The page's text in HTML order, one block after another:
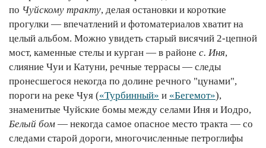
по Чуйскому тракту, делая остановки и короткие
прогулки — впечатлений и фотоматериалов хватит на
целый альбом. Можно увидеть старый висячий 2-цепной
мост, каменные стелы и курган — в районе с. Иня,
слияние Чуи и Катуни, речные террасы — следы
пронесшегося некогда по долине речного "цунами",
пороги на реке Чуя («Турбинный» и «Бегемот»),
знаменитые Чуйские бомы между селами Иня и Иодро,
Белый бом — некогда самое опасное место тракта — со
следами старой дороги, многочисленные петроглифы